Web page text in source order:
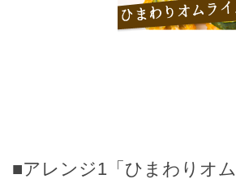
■アレンジ1「ひまわりオム